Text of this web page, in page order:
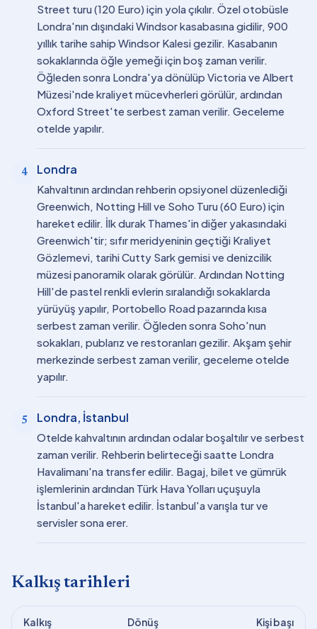
Street turu (120 Euro) için yola çıkılır. Özel otobüsle
Londra'nın dışındaki Windsor kasabasına gidilir, 900
yıllık tarihe sahip Windsor Kalesi gezilir. Kasabanın
sokaklarında öğle yemeği için boş zaman verilir.
Öğleden sonra Londra'ya dönülüp Victoria ve Albert
Müzesi'nde kraliyet mücevherleri görülür, ardından
Oxford Street'te serbest zaman verilir. Geceleme
otelde yapılır.
4 Londra
Kahvaltının ardından rehberin opsiyonel düzenlediği
Greenwich, Notting Hill ve Soho Turu (60 Euro) için
hareket edilir. İlk durak Thames'in diğer yakasındaki
Greenwich'tir; sıfır meridyeninin geçtiği Kraliyet
Gözlemevi, tarihi Cutty Sark gemisi ve denizcilik
müzesi panoramik olarak görülür. Ardından Notting
Hill'de pastel renkli evlerin sıralandığı sokaklarda
yürüyüş yapılır, Portobello Road pazarında kısa
serbest zaman verilir. Öğleden sonra Soho'nun
sokakları, publarız ve restoranları gezilir. Akşam şehir
merkezinde serbest zaman verilir, geceleme otelde
yapılır.
5 Londra, İstanbul
Otelde kahvaltının ardından odalar boşaltılır ve serbest
zaman verilir. Rehberin belirteceği saatte Londra
Havalimanı'na transfer edilir. Bagaj, bilet ve gümrük
işlemlerinin ardından Türk Hava Yolları uçuşuyla
İstanbul'a hareket edilir. İstanbul'a varışla tur ve
servisler sona erer.
Kalkış tarihleri
Kalkış Dönüş Kişi başı